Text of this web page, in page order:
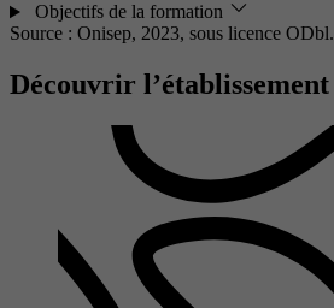
Objectifs de la formation
Source : Onisep, 2023, sous licence ODbl.
Découvrir l’établissement